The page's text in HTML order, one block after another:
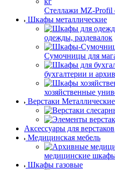
Стеллажи MZ-Profil
Шкафы металлические
одежды, раздевалок
Сумочницы для
бухгалтерии и
хозяйственные
Верстаки Металлические
Аксессуары для верстаков
Медицинская мебель
медицинские
Шкафы газовые